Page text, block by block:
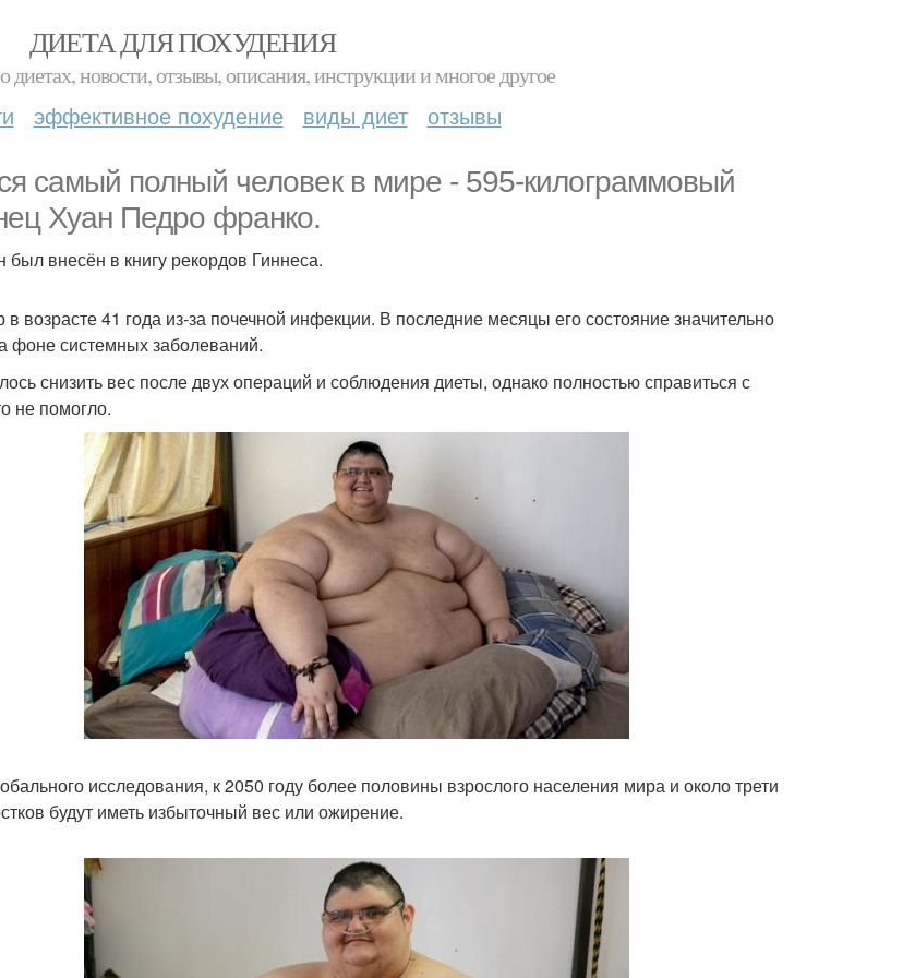
ДИЕТА ДЛЯ ПОХУДЕНИЯ
диетах, новости, отзывы, описания, инструкции и многое другое
эффективное похудение виды диет отзывы
самый полный человек в мире - 595-килограммовый
Хуан Педро франко.
был внесён в книгу рекордов Гиннеса.
возрасте 41 года из-за почечной инфекции. В последние месяцы его состояние значительно
фоне системных заболеваний.
снизить вес после двух операций и соблюдения диеты, однако полностью справиться с
не помогло.
исследования, к 2050 году более половины взрослого населения мира и около трети
будут иметь избыточный вес или ожирение.